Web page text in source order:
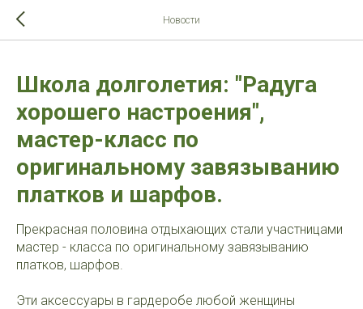
Новости
Школа долголетия: "Радуга
хорошего настроения",
мастер-класс по
оригинальному завязыванию
платков и шарфов.
Прекрасная половина отдыхающих стали участницами
мастер - класса по оригинальному завязыванию
платков, шарфов.
Эти аксессуары в гардеробе любой женщины